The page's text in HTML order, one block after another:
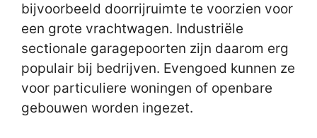
bijvoorbeeld doorrijruimte te voorzien voor
een grote vrachtwagen. Industriële
sectionale garagepoorten zijn daarom erg
populair bij bedrijven. Evengoed kunnen ze
voor particuliere woningen of openbare
gebouwen worden ingezet.